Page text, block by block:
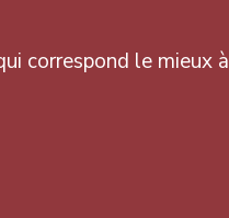
correspond le mieux à